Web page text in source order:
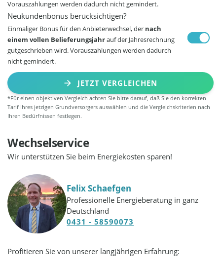
Vorauszahlungen werden dadurch nicht gemindert.
Neukundenbonus berücksichtigen?
Einmaliger Bonus für den Anbieterwechsel, der nach
einem vollen Belieferungsjahrauf der Jahresrechnung
gutgeschrieben wird. Vorauszahlungen werden dadurch
nicht gemindert.
JETZT VERGLEICHEN
*Für einen objektiven Vergleich achten Sie bitte darauf, daß Sie den korrekten
Tarif Ihres jetzigen Grundversorgers auswählen und die Vergleichskriterien nach
Ihren Bedürfnissen festlegen.
Wechselservice
Wir unterstützen Sie beim Energiekosten sparen!
Felix Schaefgen
Professionelle Energieberatung in ganz
Deutschland
0431 - 58590073
Profitieren Sie von unserer langjährigen Erfahrung: